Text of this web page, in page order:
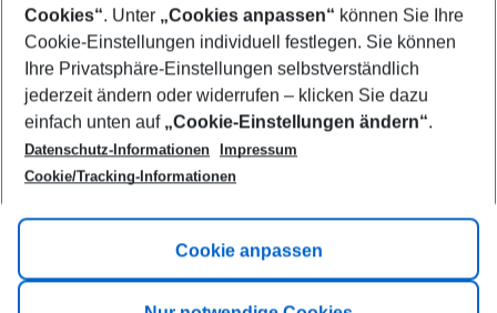
Footer
Footer navigation
Title A
Link A
Cookies“. Unter „Cookies anpassen“ können Sie Ihre
Cookie-Einstellungen individuell festlegen. Sie können
Ihre Privatsphäre-Einstellungen selbstverständlich
jederzeit ändern oder widerrufen – klicken Sie dazu
einfach unten auf „Cookie-Einstellungen ändern“.
Datenschutz-Informationen
Impressum
Cookie/Tracking-Informationen
Cookie anpassen